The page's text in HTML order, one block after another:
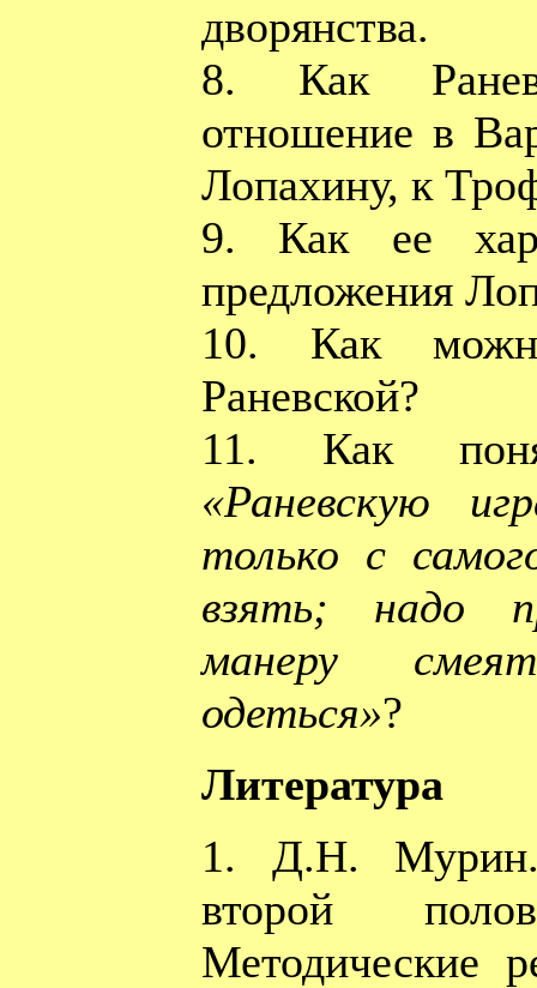
дворянства.
8. Как
отношение в
Лопахину, к
9. Как ее
предложения
10. Как
Раневской?
11. Как
«Раневскую
только с
взять; надо
манеру
одеться»?
Литература
1. Д.Н. Мурин.
второй
Методические